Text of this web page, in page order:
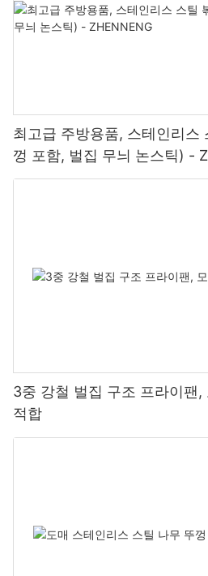
최고급 주방용품, 스테인리스
껑 포함, 벌집 무늬 논스틱) -
3중 강철 벌집 구조 프라이팬,
적합